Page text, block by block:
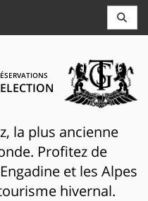
la plus ancienne
Profitez de
et les Alpes
hivernal.